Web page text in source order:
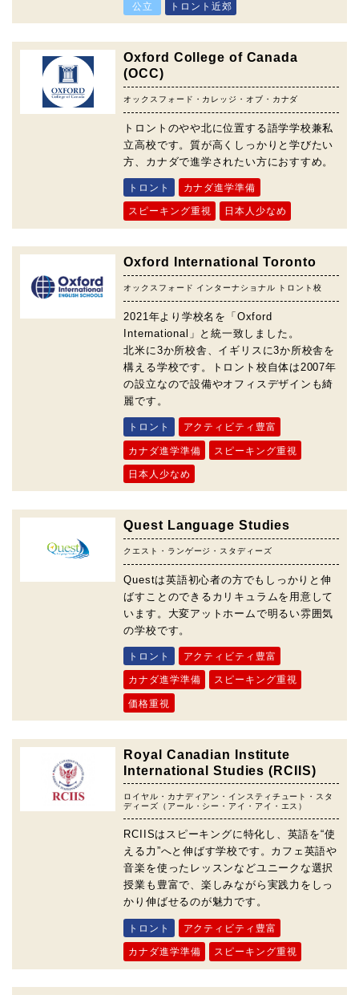
公立 トロント近郊
Oxford College of Canada
(OCC)
オックスフォード・カレッジ・オブ・カナダ
トロントのやや北に位置する語学学校兼私
立高校です。質が高くしっかりと学びたい
方、カナダで進学されたい方におすすめ。
トロント カナダ進学準備
スピーキング重視 日本人少なめ
Oxford International Toronto
オックスフォード インターナショナル トロント校
2021年より学校名を「Oxford
International」と統一致しました。
北米に3か所校舎、イギリスに3か所校舎を
構える学校です。トロント校自体は2007年
の設立なので設備やオフィスデザインも綺
麗です。
トロント アクティビティ豊富
カナダ進学準備 スピーキング重視
日本人少なめ
Quest Language Studies
クエスト・ランゲージ・スタディーズ
Questは英語初心者の方でもしっかりと伸
ばすことのできるカリキュラムを用意して
います。大変アットホームで明るい雰囲気
の学校です。
トロント アクティビティ豊富
カナダ進学準備 スピーキング重視
価格重視
Royal Canadian Institute
International Studies (RCIIS)
ロイヤル・カナディアン・インスティチュート・スタ
ディーズ（アール・シー・アイ・アイ・エス）
RCIISはスピーキングに特化し、英語を“使
える力”へと伸ばす学校です。カフェ英語や
音楽を使ったレッスンなどユニークな選択
授業も豊富で、楽しみながら実践力をしっ
かり伸ばせるのが魅力です。
トロント アクティビティ豊富
カナダ進学準備 スピーキング重視